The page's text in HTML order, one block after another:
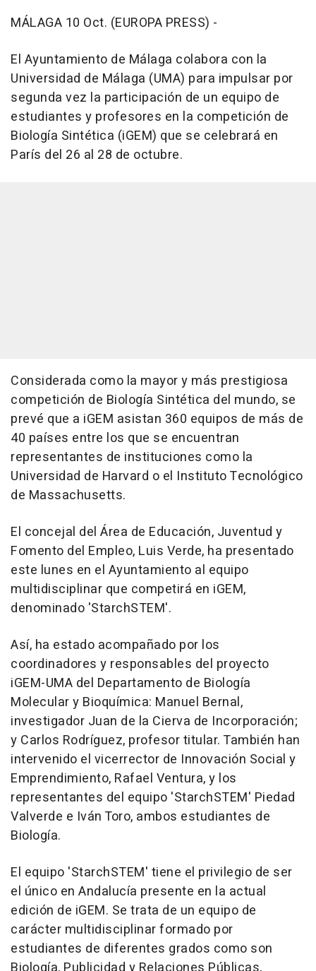
MÁLAGA 10 Oct. (EUROPA PRESS) -
El Ayuntamiento de Málaga colabora con la
Universidad de Málaga (UMA) para impulsar por
segunda vez la participación de un equipo de
estudiantes y profesores en la competición de
Biología Sintética (iGEM) que se celebrará en
París del 26 al 28 de octubre.
Considerada como la mayor y más prestigiosa
competición de Biología Sintética del mundo, se
prevé que a iGEM asistan 360 equipos de más de
40 países entre los que se encuentran
representantes de instituciones como la
Universidad de Harvard o el Instituto Tecnológico
de Massachusetts.
El concejal del Área de Educación, Juventud y
Fomento del Empleo, Luis Verde, ha presentado
este lunes en el Ayuntamiento al equipo
multidisciplinar que competirá en iGEM,
denominado 'StarchSTEM'.
Así, ha estado acompañado por los
coordinadores y responsables del proyecto
iGEM-UMA del Departamento de Biología
Molecular y Bioquímica: Manuel Bernal,
investigador Juan de la Cierva de Incorporación;
y Carlos Rodríguez, profesor titular. También han
intervenido el vicerrector de Innovación Social y
Emprendimiento, Rafael Ventura, y los
representantes del equipo 'StarchSTEM' Piedad
Valverde e Iván Toro, ambos estudiantes de
Biología.
El equipo 'StarchSTEM' tiene el privilegio de ser
el único en Andalucía presente en la actual
edición de iGEM. Se trata de un equipo de
carácter multidisciplinar formado por
estudiantes de diferentes grados como son